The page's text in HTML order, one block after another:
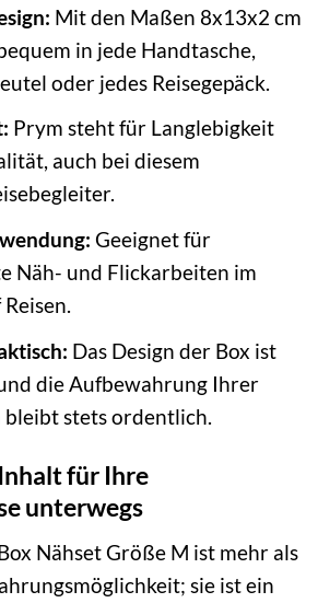
Mit den Maßen 8x13x2 cm
in jede Handtasche,
oder jedes Reisegepäck.
Prym steht für Langlebigkeit
auch bei diesem
Geeignet für
Näh- und Flickarbeiten im
Das Design der Box ist
die Aufbewahrung Ihrer
stets ordentlich.
für Ihre
unterwegs
Nähset Größe M ist mehr als
sie ist ein